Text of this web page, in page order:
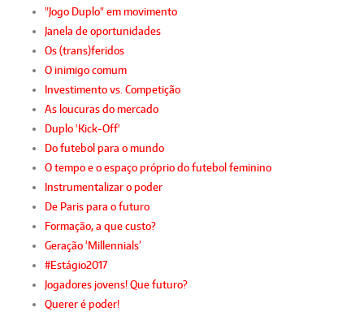
"Jogo Duplo" em movimento
Janela de oportunidades
Os (trans)feridos
O inimigo comum
Investimento vs. Competição
As loucuras do mercado
Duplo 'Kick-Off'
Do futebol para o mundo
O tempo e o espaço próprio do futebol feminino
Instrumentalizar o poder
De Paris para o futuro
Formação, a que custo?
Geração ‘Millennials’
#Estágio2017
Jogadores jovens! Que futuro?
Querer é poder!